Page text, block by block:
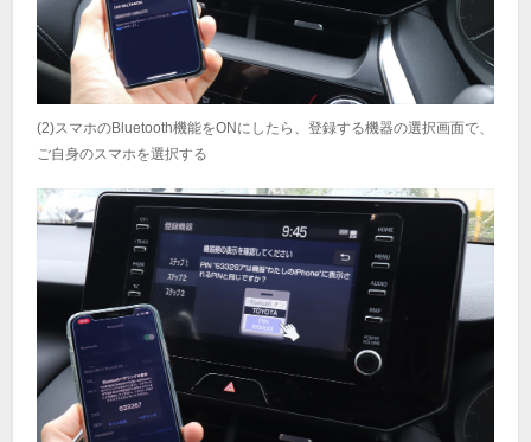
(2)スマホのBluetooth機能をONにしたら、登録する機器の選択画面で、
ご自身のスマホを選択する